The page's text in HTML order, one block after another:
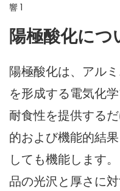
陽極酸化につ
陽極酸化は、アル
を形成する電気化
耐食性を提供する
的および機能的結
しても機能します
品の光沢と厚さに